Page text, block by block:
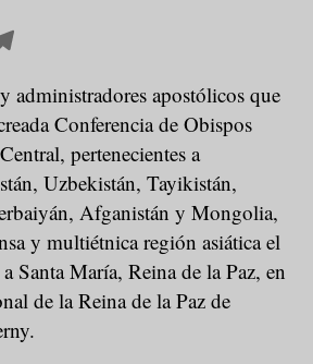
administradores apostólicos que
Conferencia de Obispos
pertenecientes a
Uzbekistán, Tayikistán,
Afganistán y Mongolia,
y multiétnica región asiática el
Santa María, Reina de la Paz, en
de la Reina de la Paz de